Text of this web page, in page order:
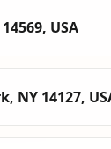
USA
NY 14127,